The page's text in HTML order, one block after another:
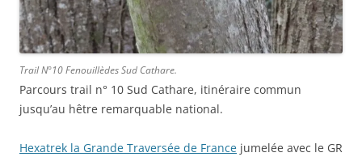
Trail N°10 Fenouillèdes Sud Cathare.
Parcours trail n° 10 Sud Cathare, itinéraire commun
jusqu’au hêtre remarquable national.
Hexatrek la Grande Traversée de France jumelée avec le GR